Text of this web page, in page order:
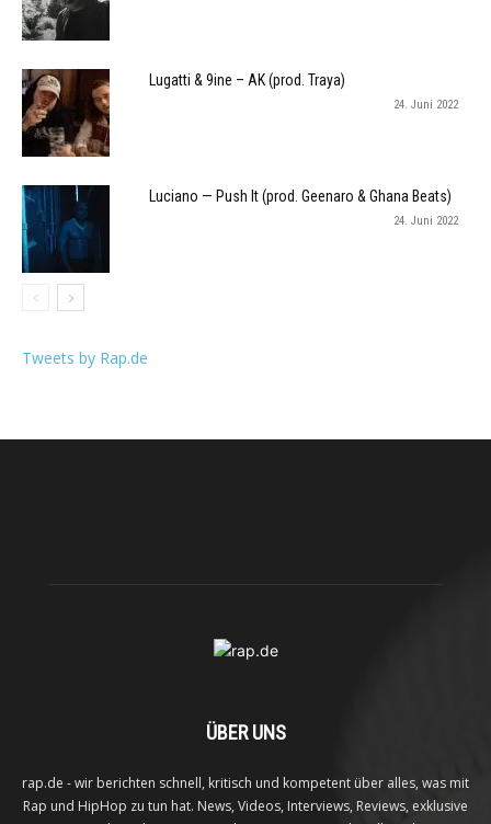
Lugatti & 9ine – AK (prod. Traya)
24. Juni 2022
Luciano — Push It (prod. Geenaro & Ghana Beats)
24. Juni 2022
Tweets by Rap.de
ÜBER UNS
rap.de - wir berichten schnell, kritisch und kompetent über alles, was mit
Rap und HipHop zu tun hat. News, Videos, Interviews, Reviews, exklusive